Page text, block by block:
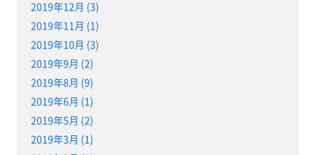
2019年12月 (3)
2019年11月 (1)
2019年10月 (3)
2019年9月 (2)
2019年8月 (9)
2019年6月 (1)
2019年5月 (2)
2019年3月 (1)